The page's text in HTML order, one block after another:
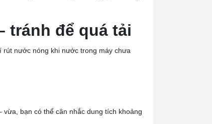
tránh để quá tải
rút nước nóng khi nước trong máy chưa
bạn có thể cân nhắc dung tích khoảng